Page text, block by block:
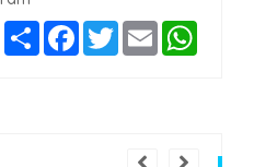
ShareFacebook
TwitterEmail